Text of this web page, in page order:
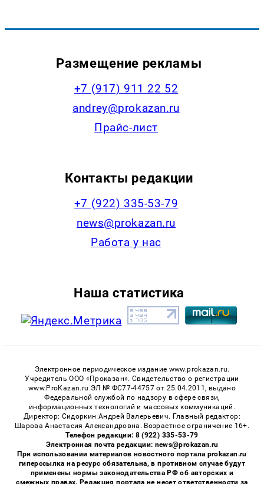
Размещение рекламы
+7 (917) 911 22 52
andrey@prokazan.ru
Прайс-лист
Контакты редакции
+7 (922) 335-53-79
news@prokazan.ru
Работа у нас
Наша статистика
Электронное периодическое издание www.prokazan.ru.
Учредитель ООО «Проказан». Cвидетельство о регистрации
www.ProKazan.ru ЭЛ № ФС77-44757 от 25.04.2011, выдано
Федеральной службой по надзору в сфере связи,
информационных технологий и массовых коммуникаций.
Директор: Сидоркин Андрей Валерьевич. Главный редактор:
Шарова Анастасия Александровна. Возрастное ограничение 16+.
Телефон редакции: 8 (922) 335-53-79
Электронная почта редакции: news@prokazan.ru
При использовании материалов новостного портала prokazan.ru
гиперссылка на ресурс обязательна, в противном случае будут
применены нормы законодательства РФ об авторских и
смежных правах. Редакция портала не несет ответственности за